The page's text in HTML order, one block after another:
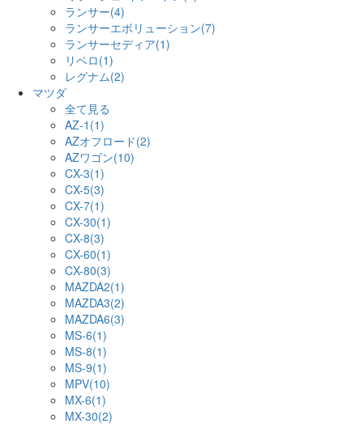
ランサー(4)
ランサーエボリューション(7)
ランサーセディア(1)
リベロ(1)
レグナム(2)
マツダ
全て見る
AZ-1(1)
AZオフロード(2)
AZワゴン(10)
CX-3(1)
CX-5(3)
CX-7(1)
CX-30(1)
CX-8(3)
CX-60(1)
CX-80(3)
MAZDA2(1)
MAZDA3(2)
MAZDA6(3)
MS-6(1)
MS-8(1)
MS-9(1)
MPV(10)
MX-6(1)
MX-30(2)